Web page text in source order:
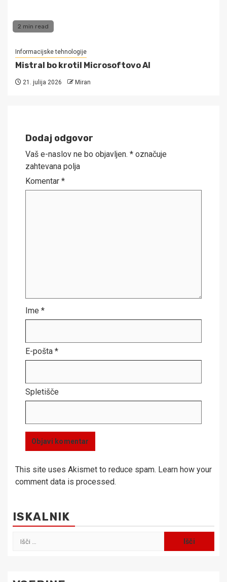
2 min read
Informacijske tehnologije
Mistral bo krotil Microsoftovo AI
21. julija 2026 Miran
Dodaj odgovor
Vaš e-naslov ne bo objavljen. * označuje
zahtevana polja
Komentar *
Ime *
E-pošta *
Spletišče
This site uses Akismet to reduce spam. Learn how your
comment data is processed.
ISKALNIK
Išči: